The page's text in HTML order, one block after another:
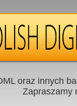
oraz innych
Zapraszamy